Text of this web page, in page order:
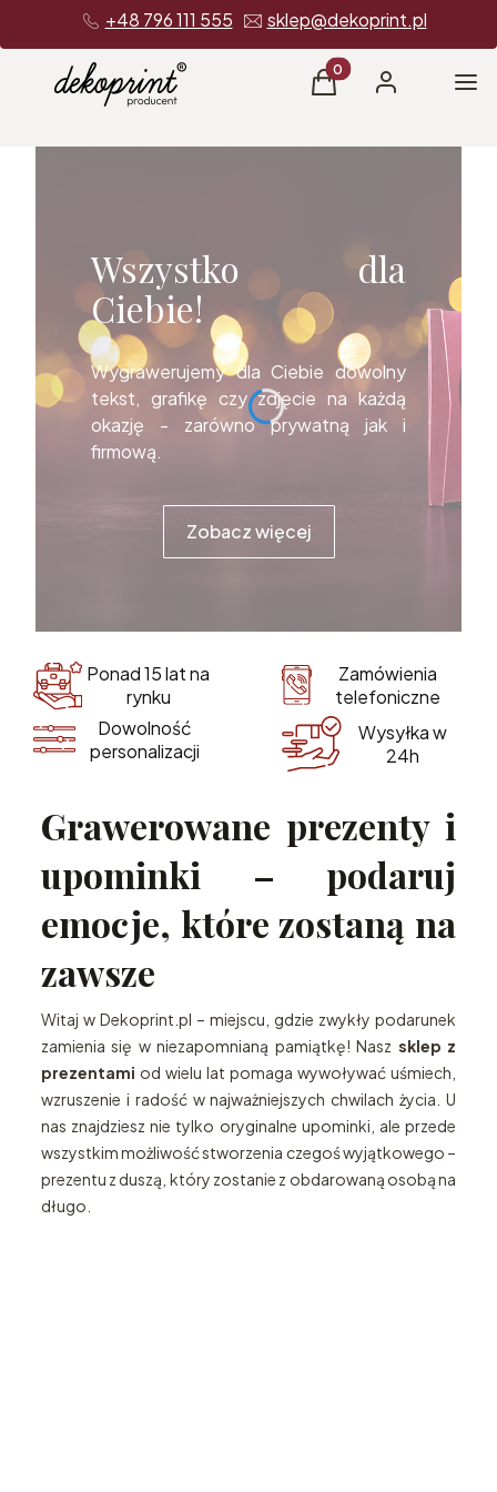
+48 796 111 555 sklep@dekoprint.pl
Produkty w koszyku:
Koszyk Zaloguj się
Wszystko dla
Ciebie!
Wygrawerujemy dla Ciebie dowolny
tekst, grafikę czy zdjęcie na każdą
okazję - zarówno prywatną jak i
firmową.
Zobacz więcej
Ponad 15 lat na
rynku
Zamówienia
telefoniczne
Dowolność
personalizacji
Wysyłka w
24h
Grawerowane prezenty i
upominki – podaruj
emocje, które zostaną na
zawsze
Witaj w Dekoprint.pl – miejscu, gdzie zwykły podarunek
zamienia się w niezapomnianą pamiątkę! Nasz sklep z
prezentami od wielu lat pomaga wywoływać uśmiech,
wzruszenie i radość w najważniejszych chwilach życia. U
nas znajdziesz nie tylko oryginalne upominki, ale przede
wszystkim możliwość stworzenia czegoś wyjątkowego –
prezentu z duszą, który zostanie z obdarowaną osobą na
długo.